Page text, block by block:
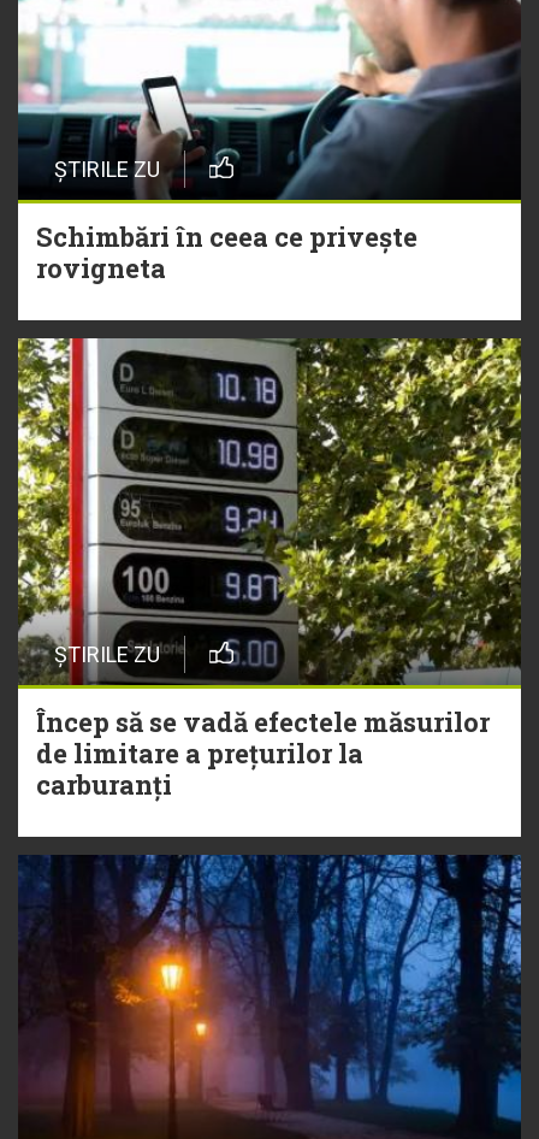
ȘTIRILE ZU
Schimbări în ceea ce privește
rovigneta
ȘTIRILE ZU
Încep să se vadă efectele măsurilor
de limitare a prețurilor la
carburanți